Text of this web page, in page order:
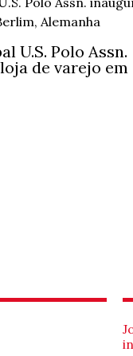
U.S. Polo Assn.
de varejo em